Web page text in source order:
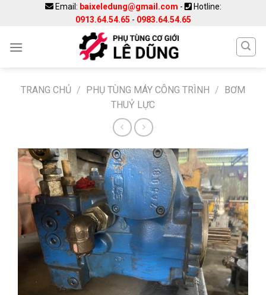
Email: baixeledung@gmail.com -
Hotline:
0913.64.54.65 - 0983.64.54.65
TRANG CHỦ / PHỤ TÙNG MÁY CÔNG TRÌNH / BƠM
THUỶ LỰC